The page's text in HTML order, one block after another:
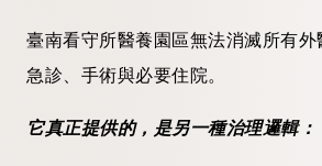
臺南看守所醫養園區無法消滅所有
急診、手術與必要住院。
它真正提供的，是另一種治理邏輯：